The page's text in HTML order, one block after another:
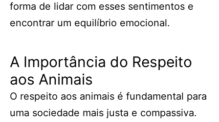
forma de lidar com esses sentimentos e
encontrar um equilíbrio emocional.
A Importância do Respeito
aos Animais
O respeito aos animais é fundamental para
uma sociedade mais justa e compassiva.